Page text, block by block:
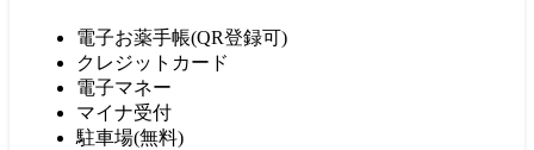
電子お薬手帳(QR登録可)
クレジットカード
電子マネー
マイナ受付
駐車場(無料)